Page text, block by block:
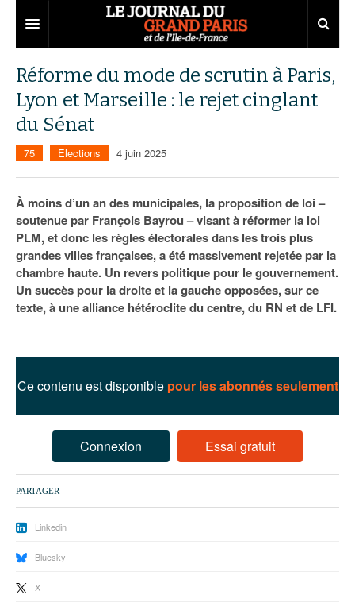
Territoires
Aménagement
Collectivités
Services urbains
Entreprises
Développement économique
Attractivité
Innovation
Transport
Départements
77
78
91
93
94
Nominations
Portraits
Agenda
Les Assises du Grand Paris
Éditions précédentes
Le podcast
Ecouter les épisodes
Réforme du mode de scrutin à Paris,
Lyon et Marseille : le rejet cinglant
du Sénat
75 Elections 4 juin 2025
À moins d’un an des municipales, la proposition de loi –
soutenue par François Bayrou – visant à réformer la loi
PLM, et donc les règles électorales dans les trois plus
grandes villes françaises, a été massivement rejetée par la
chambre haute. Un revers politique pour le gouvernement.
Un succès pour la droite et la gauche opposées, sur ce
texte, à une alliance hétéroclite du centre, du RN et de LFI.
Ce contenu est disponible pour les abonnés seulement
Connexion Essai gratuit
PARTAGER
Linkedin
Bluesky
X